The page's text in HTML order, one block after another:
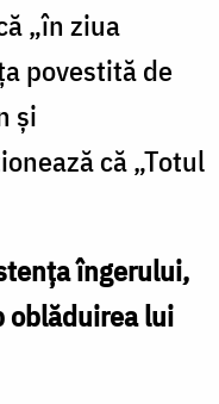
„în ziua
povestită de
şi
că „Totul
îngerului,
oblăduirea lui